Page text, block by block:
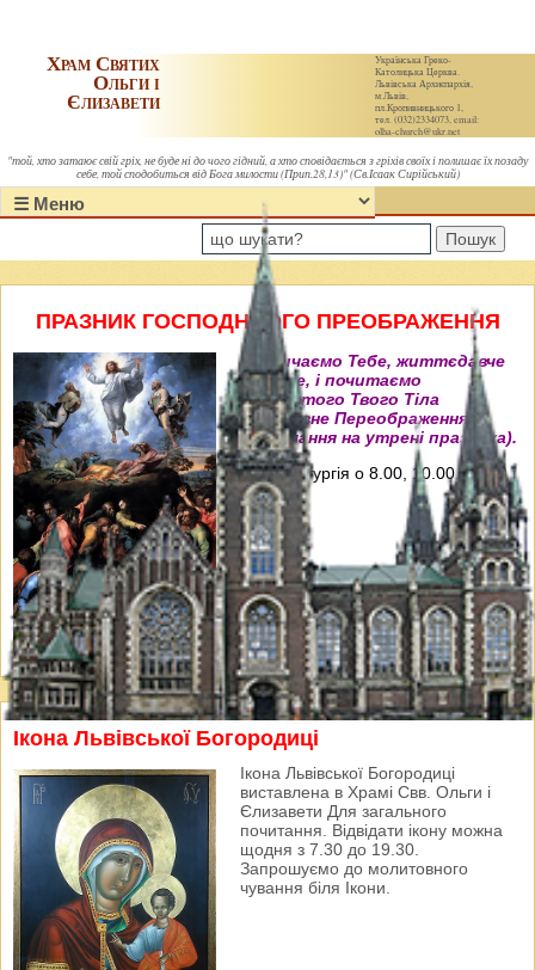
Українська Греко-
Католицька Церква.
Львівська Архиєпархія,
м.Львів,
пл.Кропивницького 1,
тел. (032)2334073, email:
olha-church@ukr.net
Храм Святих
Ольги і
Єлизавети
"той, хто затаює свій гріх, не буде ні до чого гідний, а хто сповідається з гріхів своїх і полишає їх позаду
себе, той сподобиться від Бога милости (Прип.28,13)" (Св.Ісаак Сирійський)
Пошук
ПРАЗНИК ГОСПОДНЬОГО ПРЕОБРАЖЕННЯ
"Величаємо Тебе, життєдавче
Христе, і почитаємо
пречистого Твого Тіла
преславне Переображення"
(Величання на утрені празника).
Свята Літургія о 8.00, 10.00, 12.00 і
18.00
Ікона Львівської Богородиці
Ікона Львівської Богородиці
виставлена в Храмі Свв. Ольги і
Єлизавети Для загального
почитання. Відвідати ікону можна
щодня з 7.30 до 19.30.
Запрошуємо до молитовного
чування біля Ікони.